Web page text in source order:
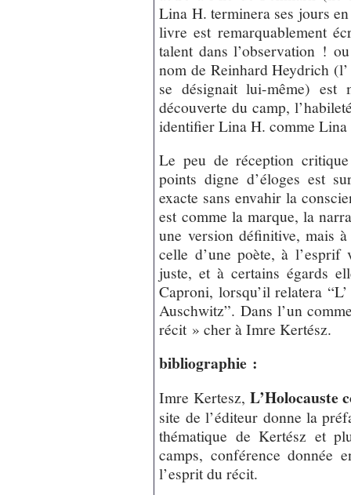
Lina H. terminera ses jours
livre est remarquablement
talent dans l’observation !
nom de Reinhard Heydrich
se désignait lui-même) est
découverte du camp,
identifier Lina H. comme
Le peu de réception
points digne d’éloges est
exacte sans envahir la
est comme la marque, la
une version définitive, mais
celle d’une poète, à
juste, et à certains égards
Caproni, lorsqu’il relatera
Auschwitz”. Dans l’un
récit » cher à Imre Kertész.
bibliographie :
Imre Kertesz, L’Holocauste
site de l’éditeur donne la
thématique de Kertész et
camps, conférence donnée
l’esprit du récit.